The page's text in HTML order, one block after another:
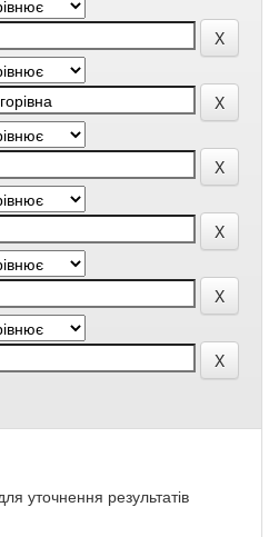
уточнення результатів